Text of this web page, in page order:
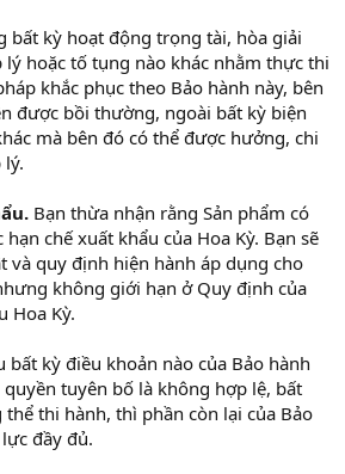
bất kỳ hoạt động trọng tài, hòa giải
lý hoặc tố tụng nào khác nhằm thực thi
khắc phục theo Bảo hành này, bên
được bồi thường, ngoài bất kỳ biện
mà bên đó có thể được hưởng, chi
lý.
Bạn thừa nhận rằng Sản phẩm có
chế xuất khẩu của Hoa Kỳ. Bạn sẽ
và quy định hiện hành áp dụng cho
không giới hạn ở Quy định của
Hoa Kỳ.
bất kỳ điều khoản nào của Bảo hành
tuyên bố là không hợp lệ, bất
thi hành, thì phần còn lại của Bảo
đầy đủ.